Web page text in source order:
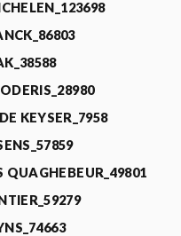
KEYSER_7958